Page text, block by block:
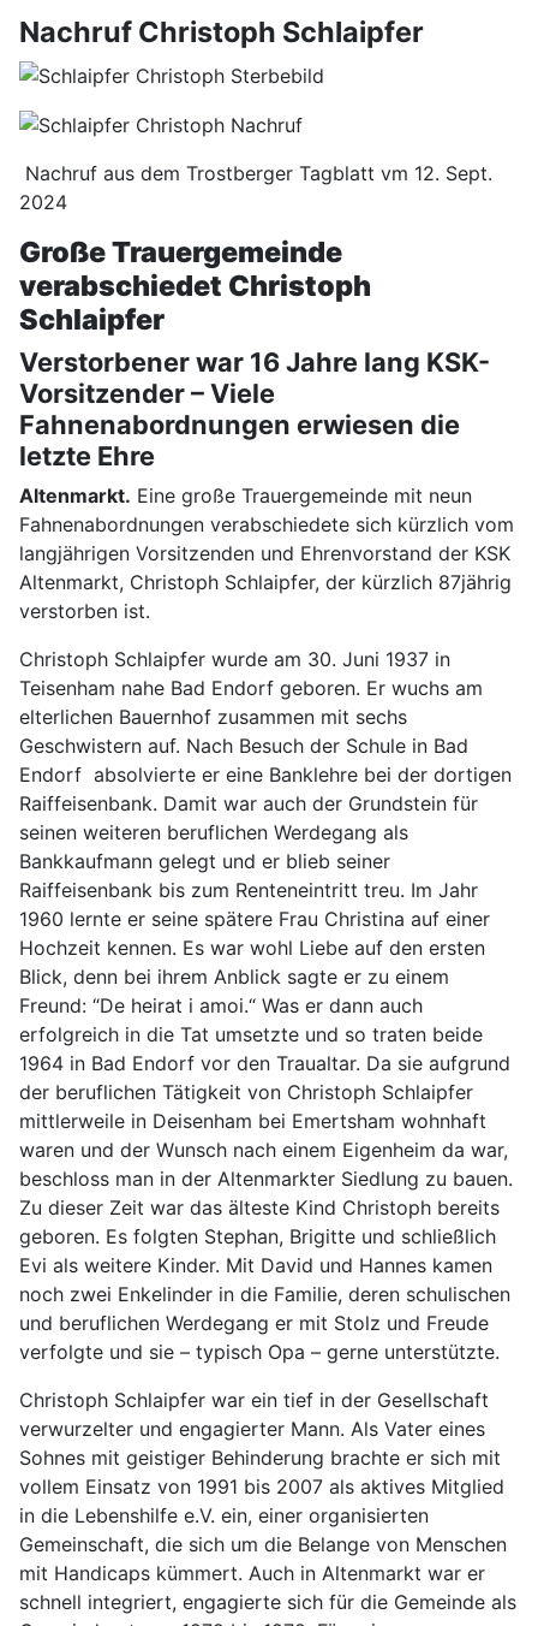
Nachruf Christoph Schlaipfer
Nachruf aus dem Trostberger Tagblatt vm 12. Sept.
2024
Große Trauergemeinde
verabschiedet Christoph
Schlaipfer
Verstorbener war 16 Jahre lang KSK-
Vorsitzender – Viele
Fahnenabordnungen erwiesen die
letzte Ehre
Altenmarkt. Eine große Trauergemeinde mit neun
Fahnenabordnungen verabschiedete sich kürzlich vom
langjährigen Vorsitzenden und Ehrenvorstand der KSK
Altenmarkt, Christoph Schlaipfer, der kürzlich 87jährig
verstorben ist.
Christoph Schlaipfer wurde am 30. Juni 1937 in
Teisenham nahe Bad Endorf geboren. Er wuchs am
elterlichen Bauernhof zusammen mit sechs
Geschwistern auf. Nach Besuch der Schule in Bad
Endorf absolvierte er eine Banklehre bei der dortigen
Raiffeisenbank. Damit war auch der Grundstein für
seinen weiteren beruflichen Werdegang als
Bankkaufmann gelegt und er blieb seiner
Raiffeisenbank bis zum Renteneintritt treu. Im Jahr
1960 lernte er seine spätere Frau Christina auf einer
Hochzeit kennen. Es war wohl Liebe auf den ersten
Blick, denn bei ihrem Anblick sagte er zu einem
Freund: “De heirat i amoi.“ Was er dann auch
erfolgreich in die Tat umsetzte und so traten beide
1964 in Bad Endorf vor den Traualtar. Da sie aufgrund
der beruflichen Tätigkeit von Christoph Schlaipfer
mittlerweile in Deisenham bei Emertsham wohnhaft
waren und der Wunsch nach einem Eigenheim da war,
beschloss man in der Altenmarkter Siedlung zu bauen.
Zu dieser Zeit war das älteste Kind Christoph bereits
geboren. Es folgten Stephan, Brigitte und schließlich
Evi als weitere Kinder. Mit David und Hannes kamen
noch zwei Enkelinder in die Familie, deren schulischen
und beruflichen Werdegang er mit Stolz und Freude
verfolgte und sie – typisch Opa – gerne unterstützte.
Christoph Schlaipfer war ein tief in der Gesellschaft
verwurzelter und engagierter Mann. Als Vater eines
Sohnes mit geistiger Behinderung brachte er sich mit
vollem Einsatz von 1991 bis 2007 als aktives Mitglied
in die Lebenshilfe e.V. ein, einer organisierten
Gemeinschaft, die sich um die Belange von Menschen
mit Handicaps kümmert. Auch in Altenmarkt war er
schnell integriert, engagierte sich für die Gemeinde als